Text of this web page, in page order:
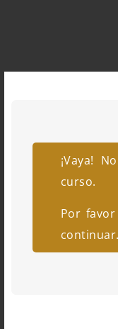
¡Vaya!
curso.
Por favor
continuar.